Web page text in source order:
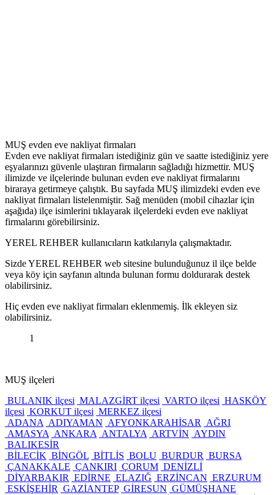
MUŞ evden eve nakliyat firmaları
Evden eve nakliyat firmaları istediğiniz gün ve saatte istediğiniz yere
eşyalarınızı güvenle ulaştıran firmaların sağladığı hizmettir. MUŞ
ilimizde ve ilçelerinde bulunan evden eve nakliyat firmalarını
biraraya getirmeye çalıştık. Bu sayfada MUŞ ilimizdeki evden eve
nakliyat firmaları listelenmiştir. Sağ menüden (mobil cihazlar için
aşağıda) ilçe isimlerini tıklayarak ilçelerdeki evden eve nakliyat
firmalarını görebilirsiniz.
YEREL REHBER kullanıcıların katkılarıyla çalışmaktadır.
Sizde YEREL REHBER web sitesine bulunduğunuz il ilçe belde
veya köy için sayfanın altında bulunan formu doldurarak destek
olabilirsiniz.
Hiç evden eve nakliyat firmaları eklenmemiş. İlk ekleyen siz
olabilirsiniz.
1
MUŞ ilçeleri
BULANIK ilçesi MALAZGİRT ilçesi VARTO ilçesi HASKÖY
ilçesi KORKUT ilçesi MERKEZ ilçesi
ADANA ADIYAMAN AFYONKARAHİSAR
AĞRI
AMASYA ANKARA ANTALYA ARTVİN AYDIN
BALIKESİR
BİLECİK BİNGÖL BİTLİS BOLU BURDUR BURSA
ÇANAKKALE ÇANKIRI ÇORUM DENİZLİ
DİYARBAKIR EDİRNE ELAZIĞ ERZİNCAN ERZURUM
ESKİŞEHİR GAZİANTEP GİRESUN GÜMÜŞHANE